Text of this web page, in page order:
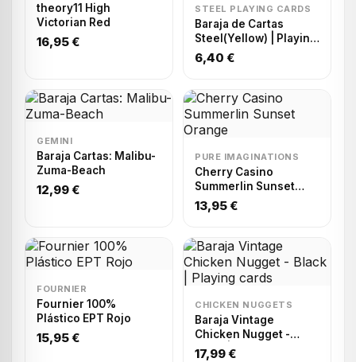
theory11 High
Victorian Red
16,95 €
STEEL PLAYING CARDS
Baraja de Cartas
Steel(Yellow) | Playing
Cards
6,40 €
GEMINI
Baraja Cartas: Malibu-
Zuma-Beach
12,99 €
PURE IMAGINATIONS
Cherry Casino
Summerlin Sunset
Orange
13,95 €
FOURNIER
Fournier 100%
Plástico EPT Rojo
15,95 €
CHICKEN NUGGETS
Baraja Vintage
Chicken Nugget -
Black | Playing cards
17,99 €